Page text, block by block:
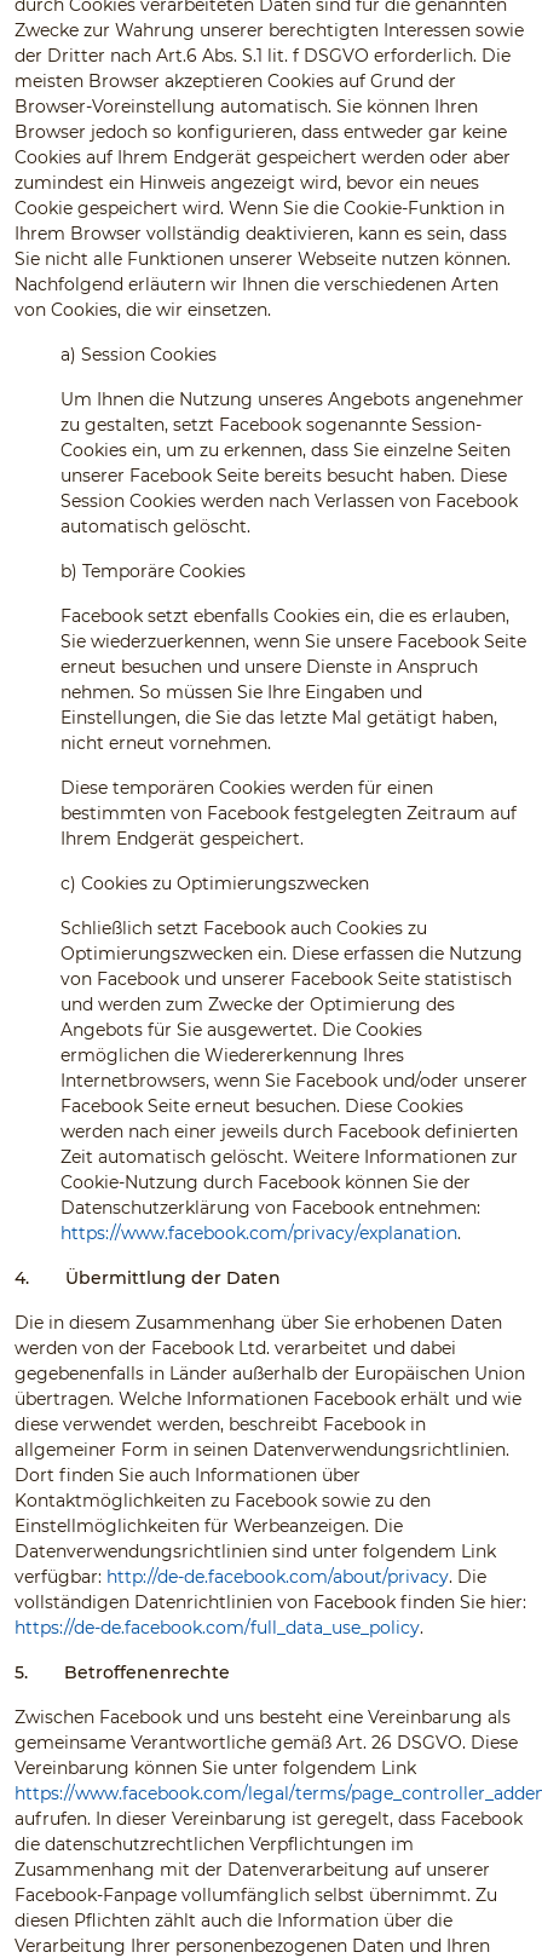
durch Cookies verarbeiteten Daten sind für die genannten
Zwecke zur Wahrung unserer berechtigten Interessen sowie
der Dritter nach Art.6 Abs. S.1 lit. f DSGVO erforderlich. Die
meisten Browser akzeptieren Cookies auf Grund der
Browser-Voreinstellung automatisch. Sie können Ihren
Browser jedoch so konfigurieren, dass entweder gar keine
Cookies auf Ihrem Endgerät gespeichert werden oder aber
zumindest ein Hinweis angezeigt wird, bevor ein neues
Cookie gespeichert wird. Wenn Sie die Cookie-Funktion in
Ihrem Browser vollständig deaktivieren, kann es sein, dass
Sie nicht alle Funktionen unserer Webseite nutzen können.
Nachfolgend erläutern wir Ihnen die verschiedenen Arten
von Cookies, die wir einsetzen.
a) Session Cookies
Um Ihnen die Nutzung unseres Angebots angenehmer
zu gestalten, setzt Facebook sogenannte Session-
Cookies ein, um zu erkennen, dass Sie einzelne Seiten
unserer Facebook Seite bereits besucht haben. Diese
Session Cookies werden nach Verlassen von Facebook
automatisch gelöscht.
b) Temporäre Cookies
Facebook setzt ebenfalls Cookies ein, die es erlauben,
Sie wiederzuerkennen, wenn Sie unsere Facebook Seite
erneut besuchen und unsere Dienste in Anspruch
nehmen. So müssen Sie Ihre Eingaben und
Einstellungen, die Sie das letzte Mal getätigt haben,
nicht erneut vornehmen.
Diese temporären Cookies werden für einen
bestimmten von Facebook festgelegten Zeitraum auf
Ihrem Endgerät gespeichert.
c) Cookies zu Optimierungszwecken
Schließlich setzt Facebook auch Cookies zu
Optimierungszwecken ein. Diese erfassen die Nutzung
von Facebook und unserer Facebook Seite statistisch
und werden zum Zwecke der Optimierung des
Angebots für Sie ausgewertet. Die Cookies
ermöglichen die Wiedererkennung Ihres
Internetbrowsers, wenn Sie Facebook und/oder unserer
Facebook Seite erneut besuchen. Diese Cookies
werden nach einer jeweils durch Facebook definierten
Zeit automatisch gelöscht. Weitere Informationen zur
Cookie-Nutzung durch Facebook können Sie der
Datenschutzerklärung von Facebook entnehmen:
https://www.facebook.com/privacy/explanation.
4. Übermittlung der Daten
Die in diesem Zusammenhang über Sie erhobenen Daten
werden von der Facebook Ltd. verarbeitet und dabei
gegebenenfalls in Länder außerhalb der Europäischen Union
übertragen. Welche Informationen Facebook erhält und wie
diese verwendet werden, beschreibt Facebook in
allgemeiner Form in seinen Datenverwendungsrichtlinien.
Dort finden Sie auch Informationen über
Kontaktmöglichkeiten zu Facebook sowie zu den
Einstellmöglichkeiten für Werbeanzeigen. Die
Datenverwendungsrichtlinien sind unter folgendem Link
verfügbar: http://de-de.facebook.com/about/privacy. Die
vollständigen Datenrichtlinien von Facebook finden Sie hier:
https://de-de.facebook.com/full_data_use_policy.
5. Betroffenenrechte
Zwischen Facebook und uns besteht eine Vereinbarung als
gemeinsame Verantwortliche gemäß Art. 26 DSGVO. Diese
Vereinbarung können Sie unter folgendem Link
https://www.facebook.com/legal/terms/
aufrufen. In dieser Vereinbarung ist geregelt, dass Facebook
die datenschutzrechtlichen Verpflichtungen im
Zusammenhang mit der Datenverarbeitung auf unserer
Facebook-Fanpage vollumfänglich selbst übernimmt. Zu
diesen Pflichten zählt auch die Information über die
Verarbeitung Ihrer personenbezogenen Daten und Ihren